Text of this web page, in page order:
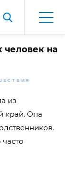
человек на
из
край. Она
часто